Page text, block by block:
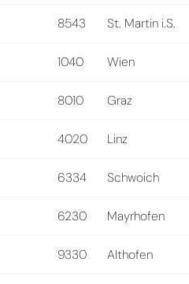
8543 St. Martin i.S.
1040 Wien
8010 Graz
4020 Linz
6334 Schwoich
6230 Mayrhofen
9330 Althofen